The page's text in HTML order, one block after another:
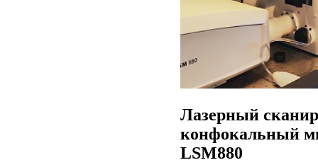
Лазерный
конфокальный
LSM880